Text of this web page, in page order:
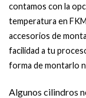
contamos con la
temperatura en
accesorios de
facilidad a tu
forma de montarlo
Algunos cilindros